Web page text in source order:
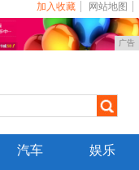
加入收藏 网站地图
广告
汽车 娱乐